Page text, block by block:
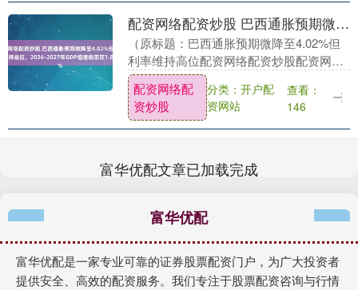
配资网络配资炒股 巴西通胀预期微降至4.02%但利率维持高位，2026-2027年GDP增速稳定在1.8%
（原标题：巴西通胀预期微降至4.02%但
利率维持高位配资网络配资炒股配资网络
配资炒股，2026-2027年GDP增速稳定在
1.8%） 金吾财讯|巴西央行最新调查....
配资网络配
资炒股
分类：开户配
资网站
查看：
146
富华优配文章已加载完成
富华优配
富华优配是一家专业可靠的证券股票配资门户，为广大投资者
提供安全、高效的配资服务。我们专注于股票配资咨询与行情